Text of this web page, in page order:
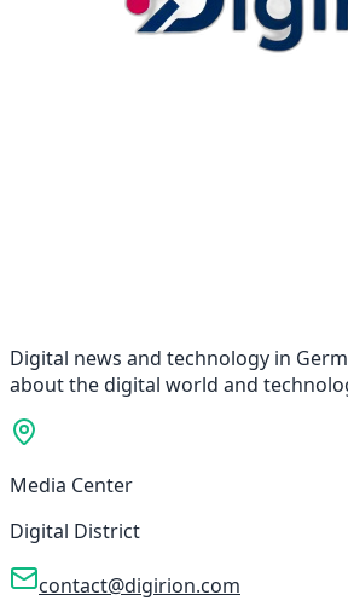
Digital news and technology in
about the digital world and
Media Center
Digital District
contact@digirion.com